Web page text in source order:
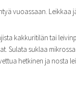
vuoassaan. Leikkaa
kakkuritilän tai
Sulata suklaa
hetkinen ja nosta